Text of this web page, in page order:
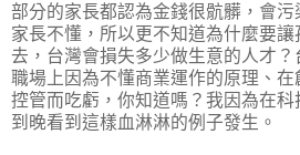
部分的家長都認為金錢很骯髒，會
家長不懂，所以更不知道為什麼要
去，台灣會損失多少做生意的人才
職場上因為不懂商業運作的原理、
控管而吃虧，你知道嗎？我因為在
到晚看到這樣血淋淋的例子發生。